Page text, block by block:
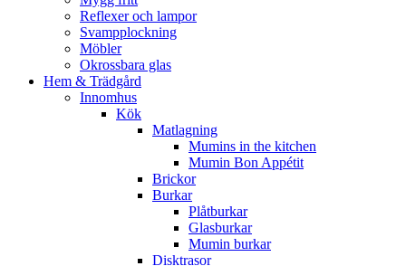
Reflexer och lampor
Svampplockning
Möbler
Okrossbara glas
Hem & Trädgård
Innomhus
Kök
Matlagning
Mumins in the kitchen
Mumin Bon Appétit
Brickor
Burkar
Plåtburkar
Glasburkar
Mumin burkar
Disktrasor